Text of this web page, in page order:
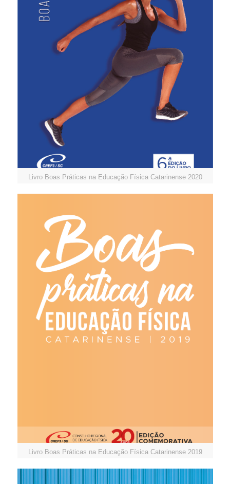
Livro Boas Práticas na Educação Física Catarinense 2020
Livro Boas Práticas na Educação Física Catarinense 2019